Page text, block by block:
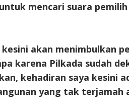
mencari suara
akan menimbulkan
karena Pilkada sudah
kehadiran saya kesini
yang tak terjamah